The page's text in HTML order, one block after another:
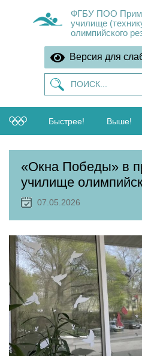
ФГБУ ПОО
училище
олимпийского
Версия для
Быстрее! Выше!
«Окна Победы» в
училище
07.05.2026